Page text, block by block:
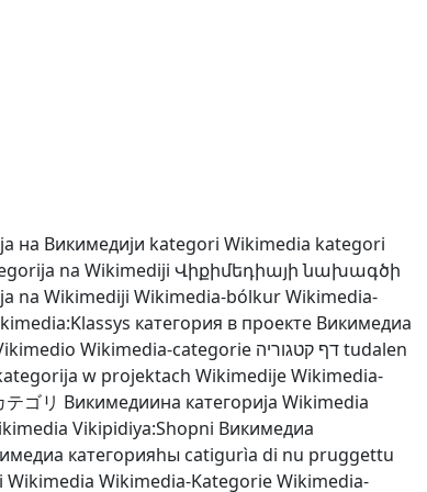
на Викимедији kategori Wikimedia kategori
na Wikimediji Վիքիմեդիայի նախագծի
na Wikimediji Wikimedia-bólkurWikimedia-
категория в проекте Викимедиа
Wikimedia-categorie דף קטגוריהtudalen
w projektach WikimedijeWikimedia-
ゴリ Викимедиина категорија Wikimedia
Vikipidiya:Shopni Викимедиа
категорияһы catigurìa di nu pruggettu
Wikimedia Wikimedia-KategorieWikimedia-